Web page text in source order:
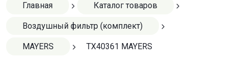
Главная Каталог товаров
Воздушный фильтр (комплект)
MAYERS TX40361 MAYERS